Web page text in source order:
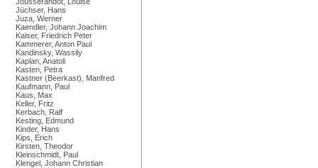
Jüchser, Hans
Juza, Werner
Kaendler, Johann Joachim
Kaiser, Friedrich Peter
Kammerer, Anton Paul
Kandinsky, Wassily
Kaplan, Anatoli
Kasten, Petra
Kastner (Beerkast), Manfred
Kaufmann, Paul
Kaus, Max
Keller, Fritz
Kerbach, Ralf
Kesting, Edmund
Kinder, Hans
Kips, Erich
Kirsten, Theodor
Kleinschmidt, Paul
Klengel, Johann Christian